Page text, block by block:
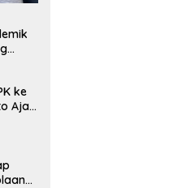
ke
Ajak